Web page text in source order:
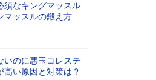
須なキングマッスル
マッスルの鍛え方
いのに悪玉コレステ
高い原因と対策は？